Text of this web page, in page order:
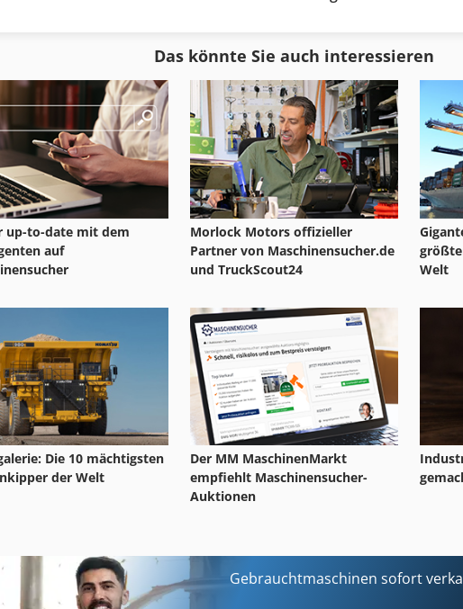
Drehbank
Mehrwegetrommelmaschine
Das könnte Sie auch interessieren
up-to-date mit dem
auf
Morlock Motors offizieller
Partner von Maschinensucher.de
und TruckScout24
Welt
Die 10 mächtigsten
der Welt
Der MM MaschinenMarkt
empfiehlt Maschinensucher-
Auktionen
Gebrauchtmaschinen sofort